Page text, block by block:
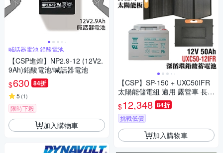
喊話器電池 鉛酸電池
【CSP進煌】NP2.9-12 (12V2.
9Ah)鉛酸電池/喊話器電池
$630 84折
5 (1)
限時下殺
加入購物車
【CSP】SP-150 + UXC50IFR
太陽能儲電組 適用 露營車 長期
在外工作者 跑船
$12,348 84折
挑戰低價
加入購物車